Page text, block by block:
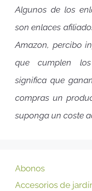
Algunos de los
son enlaces
Amazon, percibo
que cumplen
significa que
compras un
suponga un coste
Abonos
Accesorios de